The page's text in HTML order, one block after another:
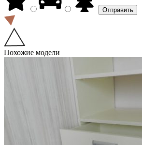
Похожие модели